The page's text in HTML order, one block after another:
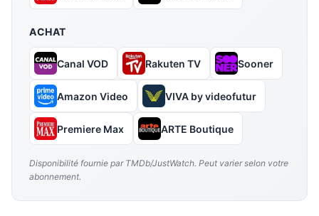
ACHAT
Canal VOD Rakuten TV Sooner
Amazon Video VIVA by videofutur
Premiere Max ARTE Boutique
Disponibilité fournie par TMDb/JustWatch. Peut varier selon votre
abonnement.